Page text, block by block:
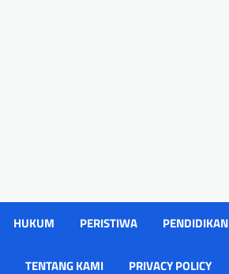
HUKUM PERISTIWA PENDIDIKAN
TENTANG KAMI PRIVACY POLICY